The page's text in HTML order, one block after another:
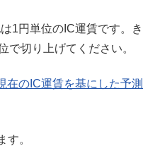
1円単位のIC運賃です。き
で切り上げてください。
在のIC運賃を基にした予測
す。